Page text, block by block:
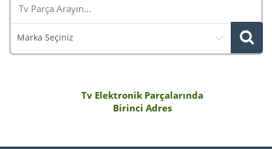
Marka Seçiniz
Tv Elektronik Parçalarında
Birinci Adres